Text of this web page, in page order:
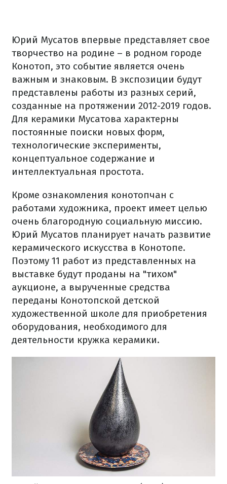
Юрий Мусатов впервые представляет свое
творчество на родине – в родном городе
Конотоп, это событие является очень
важным и знаковым. В экспозиции будут
представлены работы из разных серий,
созданные на протяжении 2012-2019 годов.
Для керамики Мусатова характерны
постоянные поиски новых форм,
технологические эксперименты,
концептуальное содержание и
интеллектуальная простота.
Кроме ознакомления конотопчан с
работами художника, проект имеет целью
очень благородную социальную миссию.
Юрий Мусатов планирует начать развитие
керамического искусства в Конотопе.
Поэтому 11 работ из представленных на
выставке будут проданы на "тихом"
аукционе, а вырученные средства
переданы Конотопской детской
художественной школе для приобретения
оборудования, необходимого для
деятельности кружка керамики.